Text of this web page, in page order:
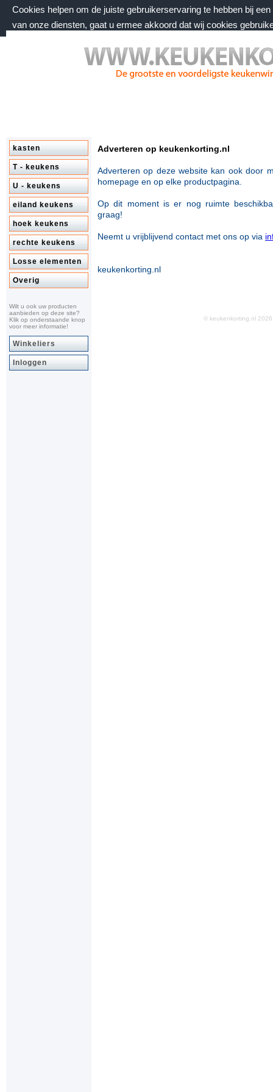
Cookies helpen om de juiste gebruikerservaring te hebben bij
van onze diensten, gaat u ermee akkoord dat wij cookies
zaterdag 8 augustus 2026, 23:41 uur
Welkom bij keukenkorting.nl
kasten
T - keukens
U - keukens
eiland keukens
hoek keukens
rechte keukens
Losse elementen
Overig
Wilt u ook uw producten
aanbieden op deze site?
Klik op onderstaande knop
voor meer informatie!
Winkeliers
Inloggen
Adverteren op keukenkorting.nl
Adverteren op deze website kan ook door
homepage en op elke productpagina.
Op dit moment is er nog ruimte
graag!
Neemt u vrijblijvend contact met ons op via
keukenkorting.nl
© keukenkorting.nl